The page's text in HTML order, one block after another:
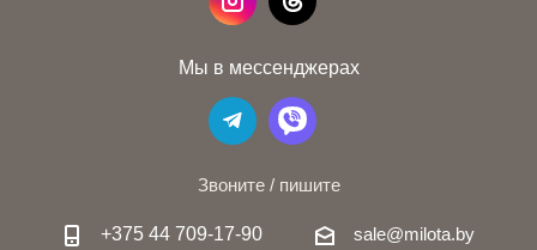
Мы в мессенджерах
Звоните / пишите
+375 44 709-17-90 sale@milota.by